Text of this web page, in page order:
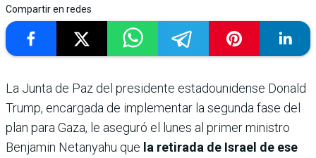
Compartir en redes
La Junta de Paz del presidente estadounidense Donald
Trump, encargada de implementar la segunda fase del
plan para Gaza, le aseguró el lunes al primer ministro
Benjamin Netanyahu que la retirada de Israel de ese